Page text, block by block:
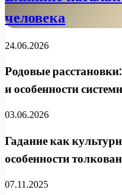
человека
24.06.2026
Родовые
и особенности
03.06.2026
Гадание как
особенности
07.11.2025